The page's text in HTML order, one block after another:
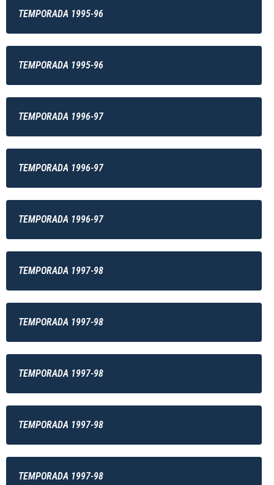
TEMPORADA 1995-96
TEMPORADA 1995-96
TEMPORADA 1996-97
TEMPORADA 1996-97
TEMPORADA 1996-97
TEMPORADA 1997-98
TEMPORADA 1997-98
TEMPORADA 1997-98
TEMPORADA 1997-98
TEMPORADA 1997-98